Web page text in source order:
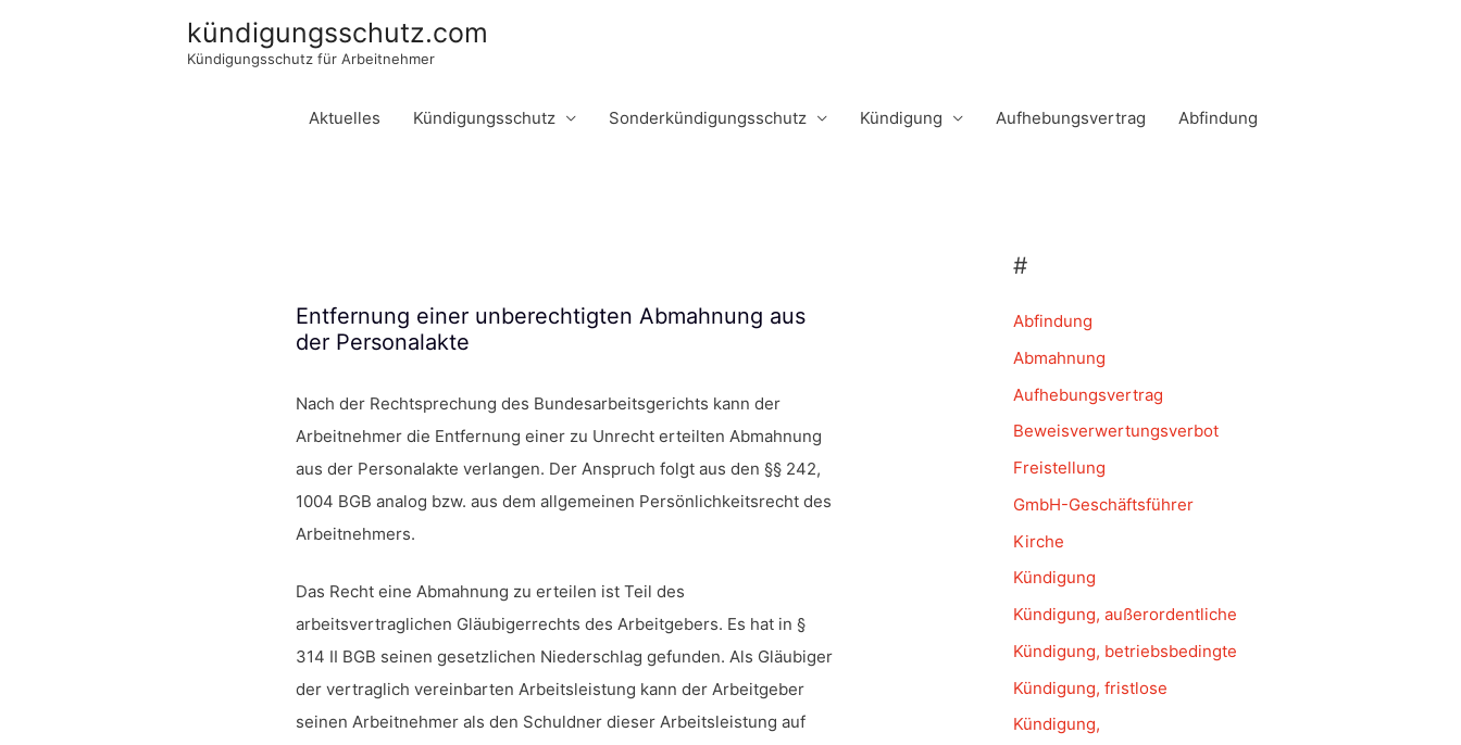
kündigungsschutz.com
Kündigungsschutz für Arbeitnehmer
Aktuelles Kündigungsschutz Sonderkündigungsschutz Kündigung Aufhebungsvertrag Abfindung
Entfernung einer unberechtigten Abmahnung aus
der Personalakte
Nach der Rechtsprechung des Bundesarbeitsgerichts kann der
Arbeitnehmer die Entfernung einer zu Unrecht erteilten Abmahnung
aus der Personalakte verlangen. Der Anspruch folgt aus den §§ 242,
1004 BGB analog bzw. aus dem allgemeinen Persönlichkeitsrecht des
Arbeitnehmers.
Das Recht eine Abmahnung zu erteilen ist Teil des
arbeitsvertraglichen Gläubigerrechts des Arbeitgebers. Es hat in §
314 II BGB seinen gesetzlichen Niederschlag gefunden. Als Gläubiger
der vertraglich vereinbarten Arbeitsleistung kann der Arbeitgeber
seinen Arbeitnehmer als den Schuldner dieser Arbeitsleistung auf
#
Abfindung
Abmahnung
Aufhebungsvertrag
Beweisverwertungsverbot
Freistellung
GmbH-Geschäftsführer
Kirche
Kündigung
Kündigung, außerordentliche
Kündigung, betriebsbedingte
Kündigung, fristlose
Kündigung,